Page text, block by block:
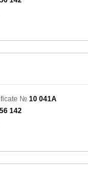
№ 10 041A
142